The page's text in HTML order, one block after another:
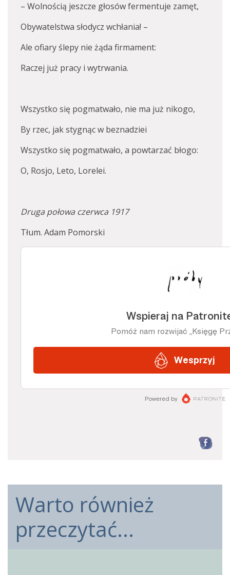
– Wolnością jeszcze głosów fermentuje zamęt,
Obywatelstwa słodycz wchłania! –
Ale ofiary ślepy nie żąda firmament:
Raczej już pracy i wytrwania.
Wszystko się pogmatwało, nie ma już nikogo,
By rzec, jak stygnąc w beznadziei
Wszystko się pogmatwało, a powtarzać błogo:
O, Rosjo, Leto, Lorelei.
Druga połowa czerwca 1917
Tłum. Adam Pomorski
Warto również
przeczytać...